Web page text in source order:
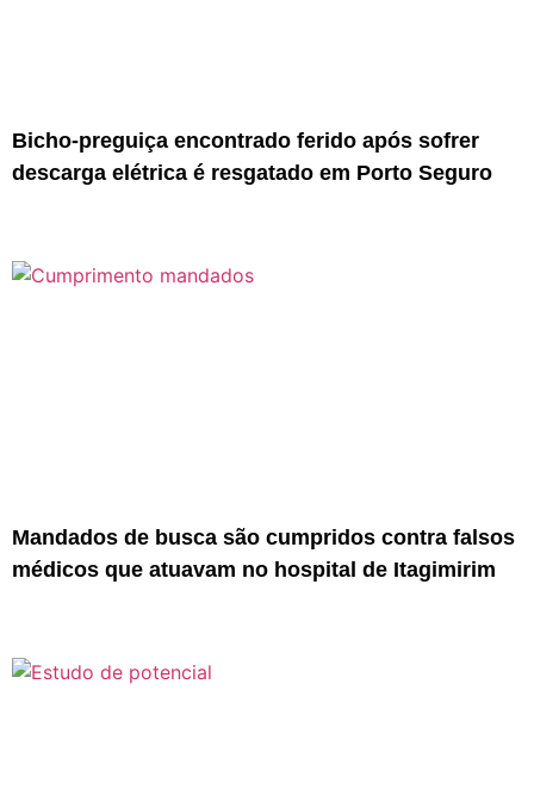
Bicho-preguiça encontrado ferido após sofrer
descarga elétrica é resgatado em Porto Seguro
Mandados de busca são cumpridos contra falsos
médicos que atuavam no hospital de Itagimirim